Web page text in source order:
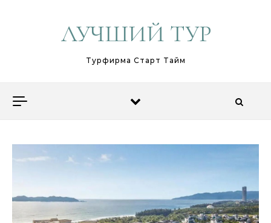
ЛУЧШИЙ ТУР
Турфирма Старт Тайм